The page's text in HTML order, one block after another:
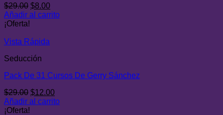
$29.00 El
precio
$29.00.
$8.00El
precio
Añadir al carrito
¡Oferta!
Vista Rápida
Seducción
Pack De 31 Cursos De Gerry Sánchez
$29.00 El
precio
$12.00El
precio
Añadir al carrito
¡Oferta!